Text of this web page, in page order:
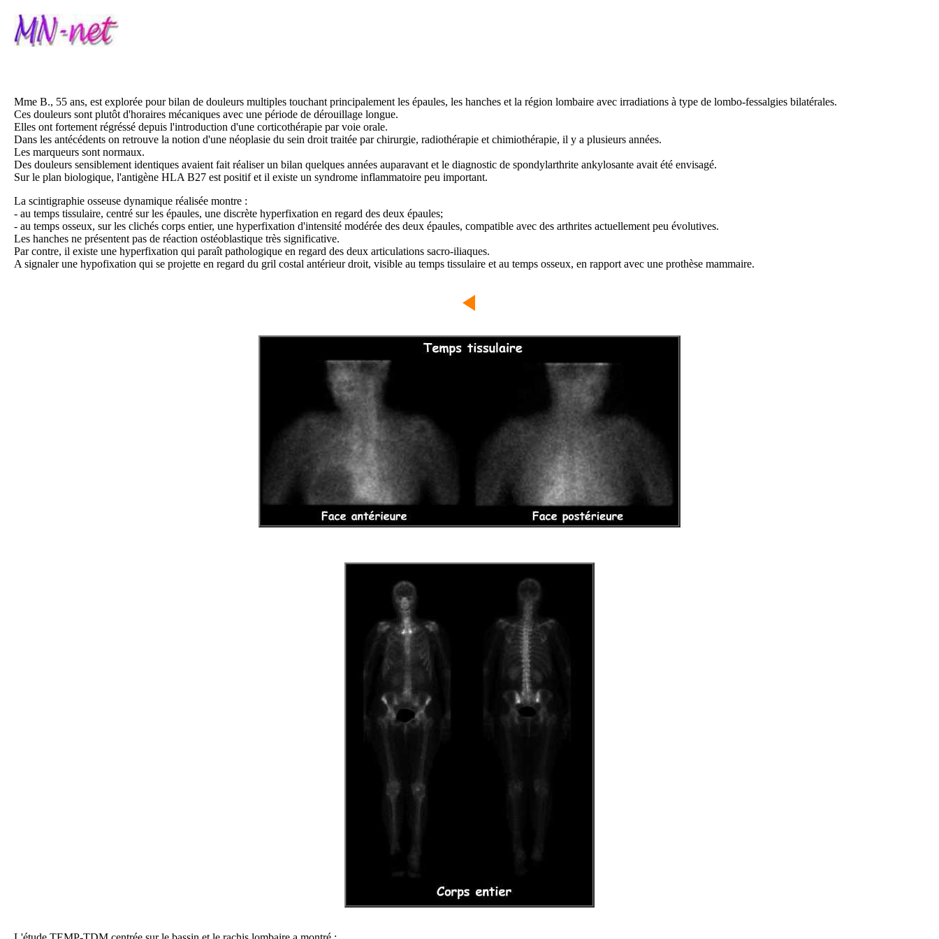
Mme B., 55 ans, est explorée pour bilan de douleurs multiples touchant principalement les épaules, les hanches et la région lombaire avec irradiations à type de lombo-fessalgies bilatérales.
Ces douleurs sont plutôt d'horaires mécaniques avec une période de dérouillage longue.
Elles ont fortement régréssé depuis l'introduction d'une corticothérapie par voie orale.
Dans les antécédents on retrouve la notion d'une néoplasie du sein droit traitée par chirurgie, radiothérapie et chimiothérapie, il y a plusieurs années.
Les marqueurs sont normaux.
Des douleurs sensiblement identiques avaient fait réaliser un bilan quelques années auparavant et le diagnostic de spondylarthrite ankylosante avait été envisagé.
Sur le plan biologique, l'antigène HLA B27 est positif et il existe un syndrome inflammatoire peu important.
La scintigraphie osseuse dynamique réalisée montre :
- au temps tissulaire, centré sur les épaules, une discrète hyperfixation en regard des deux épaules;
- au temps osseux, sur les clichés corps entier, une hyperfixation d'intensité modérée des deux épaules, compatible avec des arthrites actuellement peu évolutives.
Les hanches ne présentent pas de réaction ostéoblastique très significative.
Par contre, il existe une hyperfixation qui paraît pathologique en regard des deux articulations sacro-iliaques.
A signaler une hypofixation qui se projette en regard du gril costal antérieur droit, visible au temps tissulaire et au temps osseux, en rapport avec une prothèse mammaire.